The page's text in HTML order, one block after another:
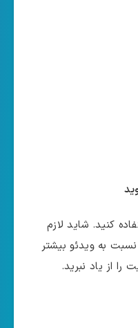
کنید. شاید لازم
به ویدئو بیشتر
از یاد نبرید.